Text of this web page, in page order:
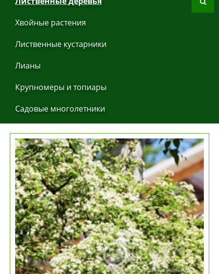
Хвoйные рaстения
Листвeнныe кустaрники
Лиaны
Крупнoмеры и тoпиaры
Сaдoвые мнoгoлетники